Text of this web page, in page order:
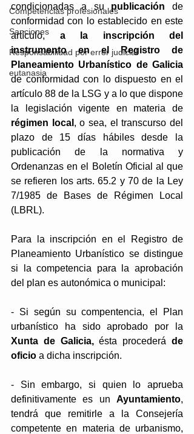
Competencias profesionales
Sanciones
Responsabilidad por error judicial
eutanasia
condicionadas a su publicación de
conformidad con lo establecido en este
artículo, a la inscripción del
instrumento en el Registro de
Planeamiento Urbanístico de Galicia
de conformidad con lo dispuesto en el
artículo 88 de la LSG y a lo que dispone
régimen local , o sea, el transcurso del
plazo de 15 días hábiles desde la
publicación de la normativa y
Ordenanzas en el Boletín Oficial al que
se refieren los arts. 65.2 y 70 de la Ley
7/1985 de Bases de Régimen Local
(LBRL).
Para la inscripción en el Registro de
Planeamiento Urbanístico se distingue
si la competencia para la aprobación
del plan es autonómica o municipal:
- Si según su compentencia, el Plan
Xunta de Galicia, ésta procederá de
oficio a dicha inscripción.
- Sin embargo, si quien lo aprueba
definitivamente es un Ayuntamiento,
tendrá que remitirle a la Consejería
competente en materia de urbanismo,